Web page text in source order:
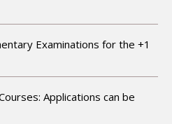
Examinations for the +1
Applications can be